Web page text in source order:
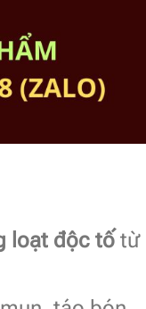
loạt độc tố từ